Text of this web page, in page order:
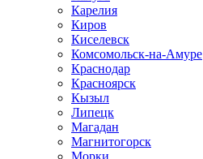
Карелия
Киров
Киселевск
Комсомольск-на-Амуре
Краснодар
Красноярск
Кызыл
Липецк
Магадан
Магнитогорск
Морки